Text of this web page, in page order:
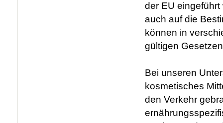
der EU
auch auf die
können in
gültigen
Bei unseren
kosmetisches
den Verkehr